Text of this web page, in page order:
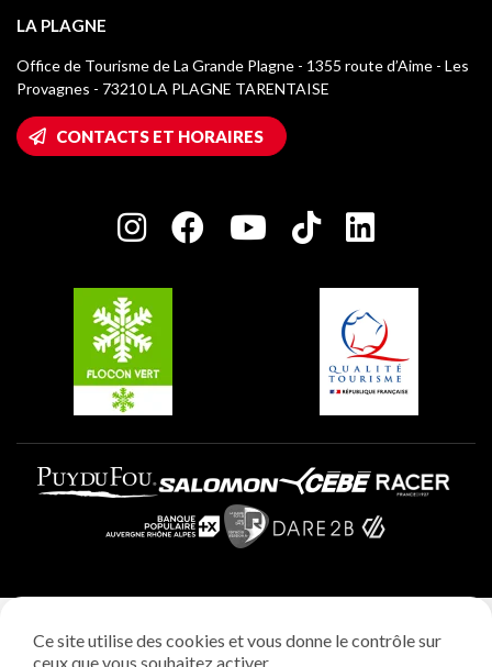
Taxe de séjour
Médiathèque
Logos La Plagne
Accès Wifi
Maison des Propriétaires
Charte des Acteurs Engagés
Montchavin - Les Coches
Champagny-en-Vanoise
Plagne 1800
Plagne Villages
Plagne Aime 2000
LA PLAGNE
Office de Tourisme de La Grande Plagne - 1355 route d’Aime - Les
Provagnes - 73210 LA PLAGNE TARENTAISE
CONTACTS ET HORAIRES
Ce site utilise des cookies et vous donne le contrôle sur
ceux que vous souhaitez activer